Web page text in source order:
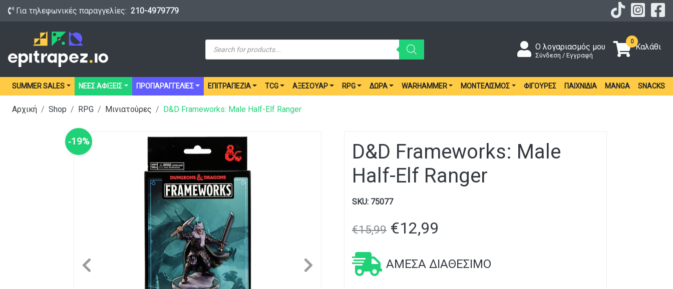
Για τηλεφωνικές παραγγελίες: 210-4979779
Products
search
Ο λογαριασμός μου
Σύνδεση / Εγγραφή
0
Καλάθι
SUMMER SALES ΝΕΕΣ ΑΦΙΞΕΙΣ ΠΡΟΠΑΡΑΓΓΕΛΙΕΣ ΕΠΙΤΡΑΠΈΖΙΑ TCG ΑΞΕΣΟΥΆΡ RPG ΔΏΡΑ WARHAMMER ΜΟΝΤΕΛΙΣΜΌΣ ΦΙΓΟΎΡΕΣ ΠΑΙΧΝΊΔΙΑ MANGA SNACKS
Αρχική Shop RPG Μινιατούρες D&D Frameworks: Male Half-Elf Ranger
‑19%
Previous Next
D&D Frameworks: Male
Half-Elf Ranger
SKU: 75077
€15,99 €12,99
ΆΜΕΣΑ ΔΙΑΘΈΣΙΜΟ